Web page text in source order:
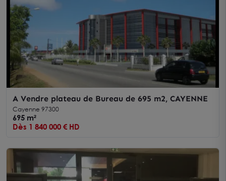
A Vendre plateau de Bureau de 695 m2, CAYENNE
Cayenne 97300
695 m²
Dès 1 840 000 € HD